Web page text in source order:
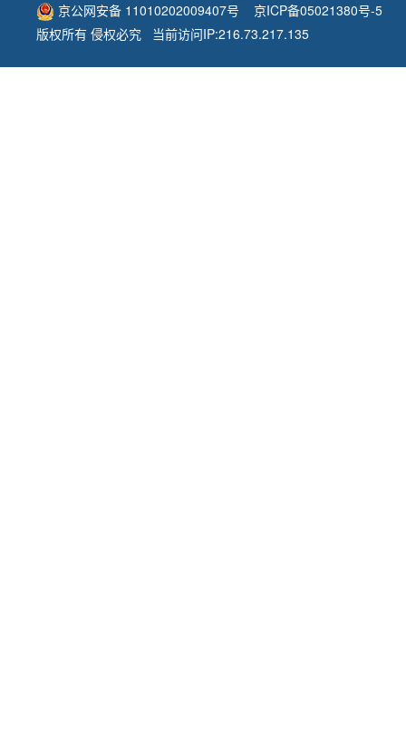
京公网安备 11010202009407号
京ICP备05021380号-5
版权所有 侵权必究 当前访问IP:216.73.217.135